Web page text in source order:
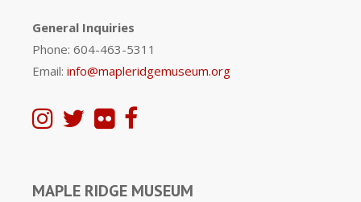
General Inquiries
Phone: 604-463-5311
Email: info@mapleridgemuseum.org
MAPLE RIDGE MUSEUM